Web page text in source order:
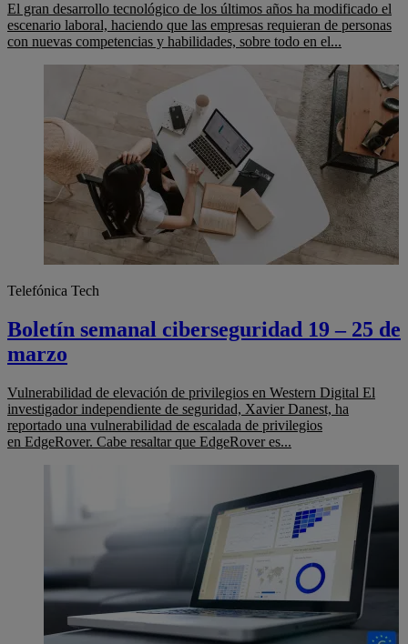
El gran desarrollo tecnológico de los últimos años ha modificado el
escenario laboral, haciendo que las empresas requieran de personas
con nuevas competencias y habilidades, sobre todo en el...
Telefónica Tech
Boletín semanal ciberseguridad 19 – 25 de
marzo
Vulnerabilidad de elevación de privilegios en Western Digital El
investigador independiente de seguridad, Xavier Danest, ha
reportado una vulnerabilidad de escalada de privilegios
en EdgeRover. Cabe resaltar que EdgeRover es...